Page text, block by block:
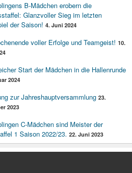
B-Mädchen erobern die
Glanzvoller Sieg im letzten
der Saison! 4. Juni 2024
voller Erfolge und Teamgeist! 10.
Start der Mädchen in die Hallenrunde
2024
zur Jahreshauptversammlung 23.
2023
C-Mädchen sind Meister der
1 Saison 2022/23. 22. Juni 2023